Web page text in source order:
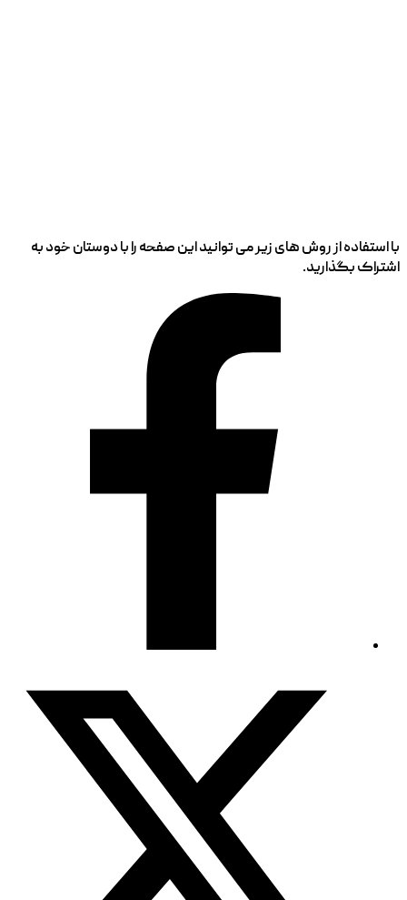
با استفاده از روش های زیر می توانید این صفحه را با دوستان خود به
اشتراک بگذارید.